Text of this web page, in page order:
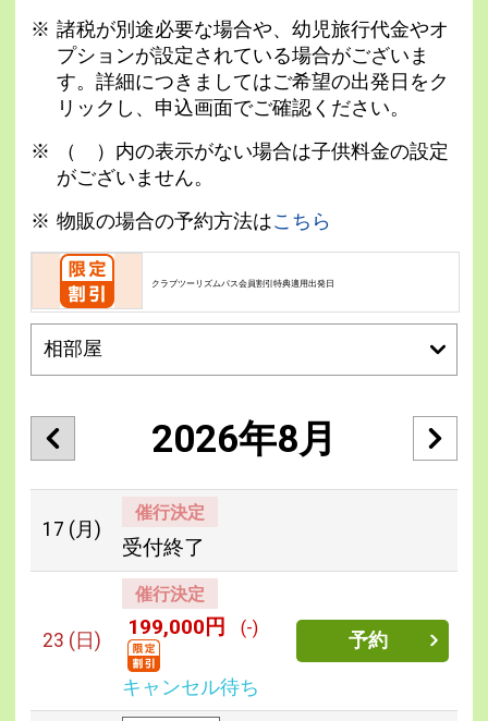
諸税が別途必要な場合や、幼児旅行代金やオ
プションが設定されている場合がございま
す。詳細につきましてはご希望の出発日をク
リックし、申込画面でご確認ください。
（ ）内の表示がない場合は子供料金の設定
がございません。
物販の場合の予約方法はこちら
クラブツーリズムパス会員割引特典適用出発日
2026年8月
17 (月)
催行決定
受付終了
23 (日)
催行決定
199,000円 (-)
キャンセル待ち
予約